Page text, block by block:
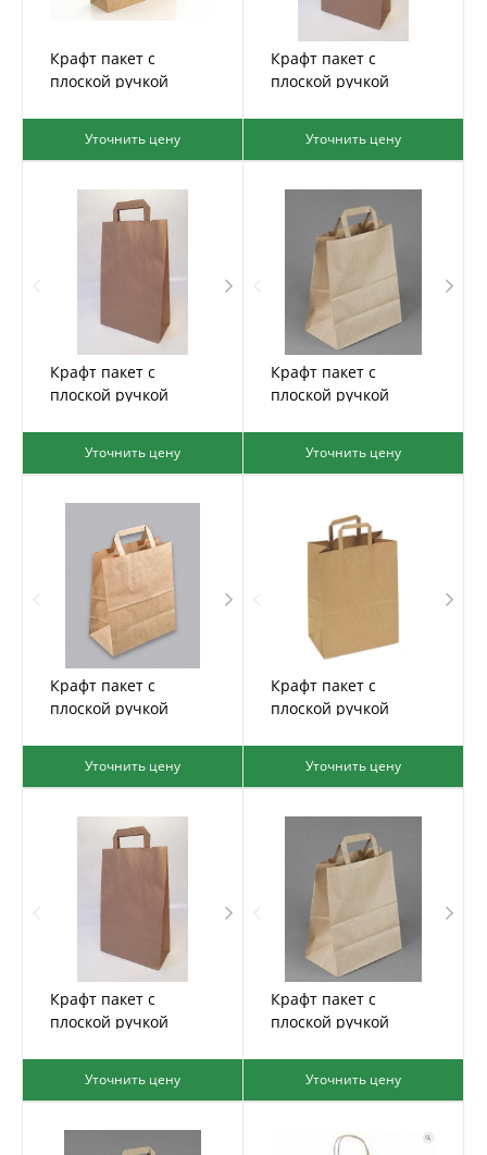
Крафт пакет с
плоской ручкой
Уточнить цену
Крафт пакет с
плоской ручкой
Уточнить цену
Крафт пакет с
плоской ручкой
Уточнить цену
Крафт пакет с
плоской ручкой
Уточнить цену
Крафт пакет с
плоской ручкой
Уточнить цену
Крафт пакет с
плоской ручкой
Уточнить цену
Крафт пакет с
плоской ручкой
Уточнить цену
Крафт пакет с
плоской ручкой
Уточнить цену